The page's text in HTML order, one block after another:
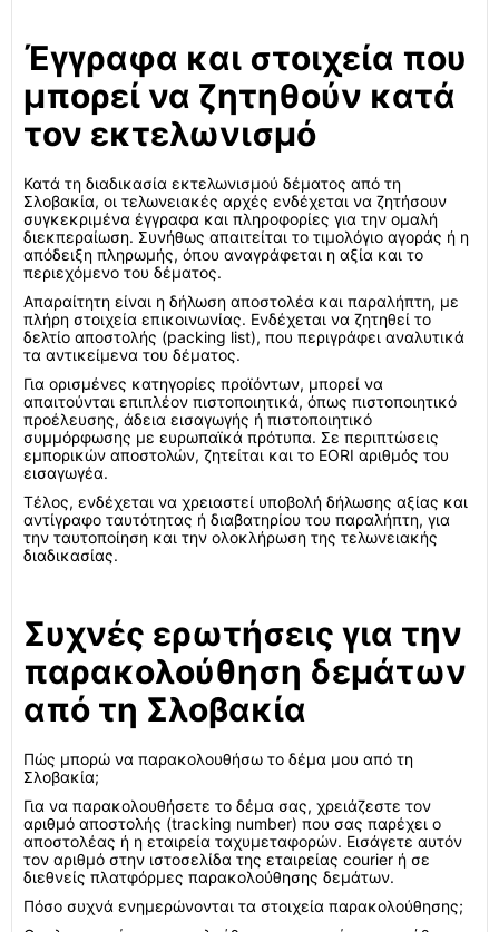
Έγγραφα και στοιχεία που
μπορεί να ζητηθούν κατά
τον εκτελωνισμό
Κατά τη διαδικασία εκτελωνισμού δέματος από τη
Σλοβακία, οι τελωνειακές αρχές ενδέχεται να ζητήσουν
συγκεκριμένα έγγραφα και πληροφορίες για την ομαλή
διεκπεραίωση. Συνήθως απαιτείται το τιμολόγιο αγοράς ή η
απόδειξη πληρωμής, όπου αναγράφεται η αξία και το
περιεχόμενο του δέματος.
Απαραίτητη είναι η δήλωση αποστολέα και παραλήπτη, με
πλήρη στοιχεία επικοινωνίας. Ενδέχεται να ζητηθεί το
δελτίο αποστολής (packing list), που περιγράφει αναλυτικά
τα αντικείμενα του δέματος.
Για ορισμένες κατηγορίες προϊόντων, μπορεί να
απαιτούνται επιπλέον πιστοποιητικά, όπως πιστοποιητικό
προέλευσης, άδεια εισαγωγής ή πιστοποιητικό
συμμόρφωσης με ευρωπαϊκά πρότυπα. Σε περιπτώσεις
εμπορικών αποστολών, ζητείται και το EORI αριθμός του
εισαγωγέα.
Τέλος, ενδέχεται να χρειαστεί υποβολή δήλωσης αξίας και
αντίγραφο ταυτότητας ή διαβατηρίου του παραλήπτη, για
την ταυτοποίηση και την ολοκλήρωση της τελωνειακής
διαδικασίας.
Συχνές ερωτήσεις για την
παρακολούθηση δεμάτων
από τη Σλοβακία
Πώς μπορώ να παρακολουθήσω το δέμα μου από τη
Σλοβακία;
Για να παρακολουθήσετε το δέμα σας, χρειάζεστε τον
αριθμό αποστολής (tracking number) που σας παρέχει ο
αποστολέας ή η εταιρεία ταχυμεταφορών. Εισάγετε αυτόν
τον αριθμό στην ιστοσελίδα της εταιρείας courier ή σε
διεθνείς πλατφόρμες παρακολούθησης δεμάτων.
Πόσο συχνά ενημερώνονται τα στοιχεία παρακολούθησης;